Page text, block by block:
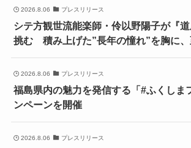
2026.8.06 プレスリリース
シテ方観世流能楽師・伶以野陽子が『
挑む 積み上げた”長年の憧れ”を胸に
2026.8.06 プレスリリース
福島県内の魅力を発信する「#ふくしま
ンペーンを開催
2026.8.06 プレスリリース